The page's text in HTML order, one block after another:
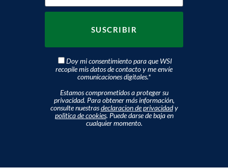
Doy mi consentimiento para que WSI
recopile mis datos de contacto y me envíe
comunicaciones digitales.*
Estamos comprometidos a proteger su
privacidad. Para obtener más información,
consulte nuestrasdeclaracion de privacidady
politica de cookies. Puede darse de baja en
cualquier momento.